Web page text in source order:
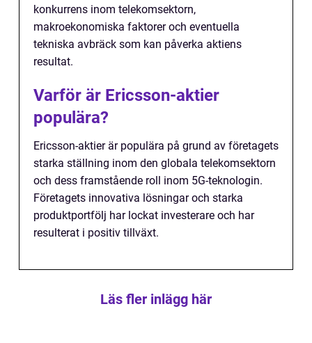
konkurrens inom telekomsektorn,
makroekonomiska faktorer och eventuella
tekniska avbräck som kan påverka aktiens
resultat.
Varför är Ericsson-aktier
populära?
Ericsson-aktier är populära på grund av företagets
starka ställning inom den globala telekomsektorn
och dess framstående roll inom 5G-teknologin.
Företagets innovativa lösningar och starka
produktportfölj har lockat investerare och har
resulterat i positiv tillväxt.
Läs fler inlägg här